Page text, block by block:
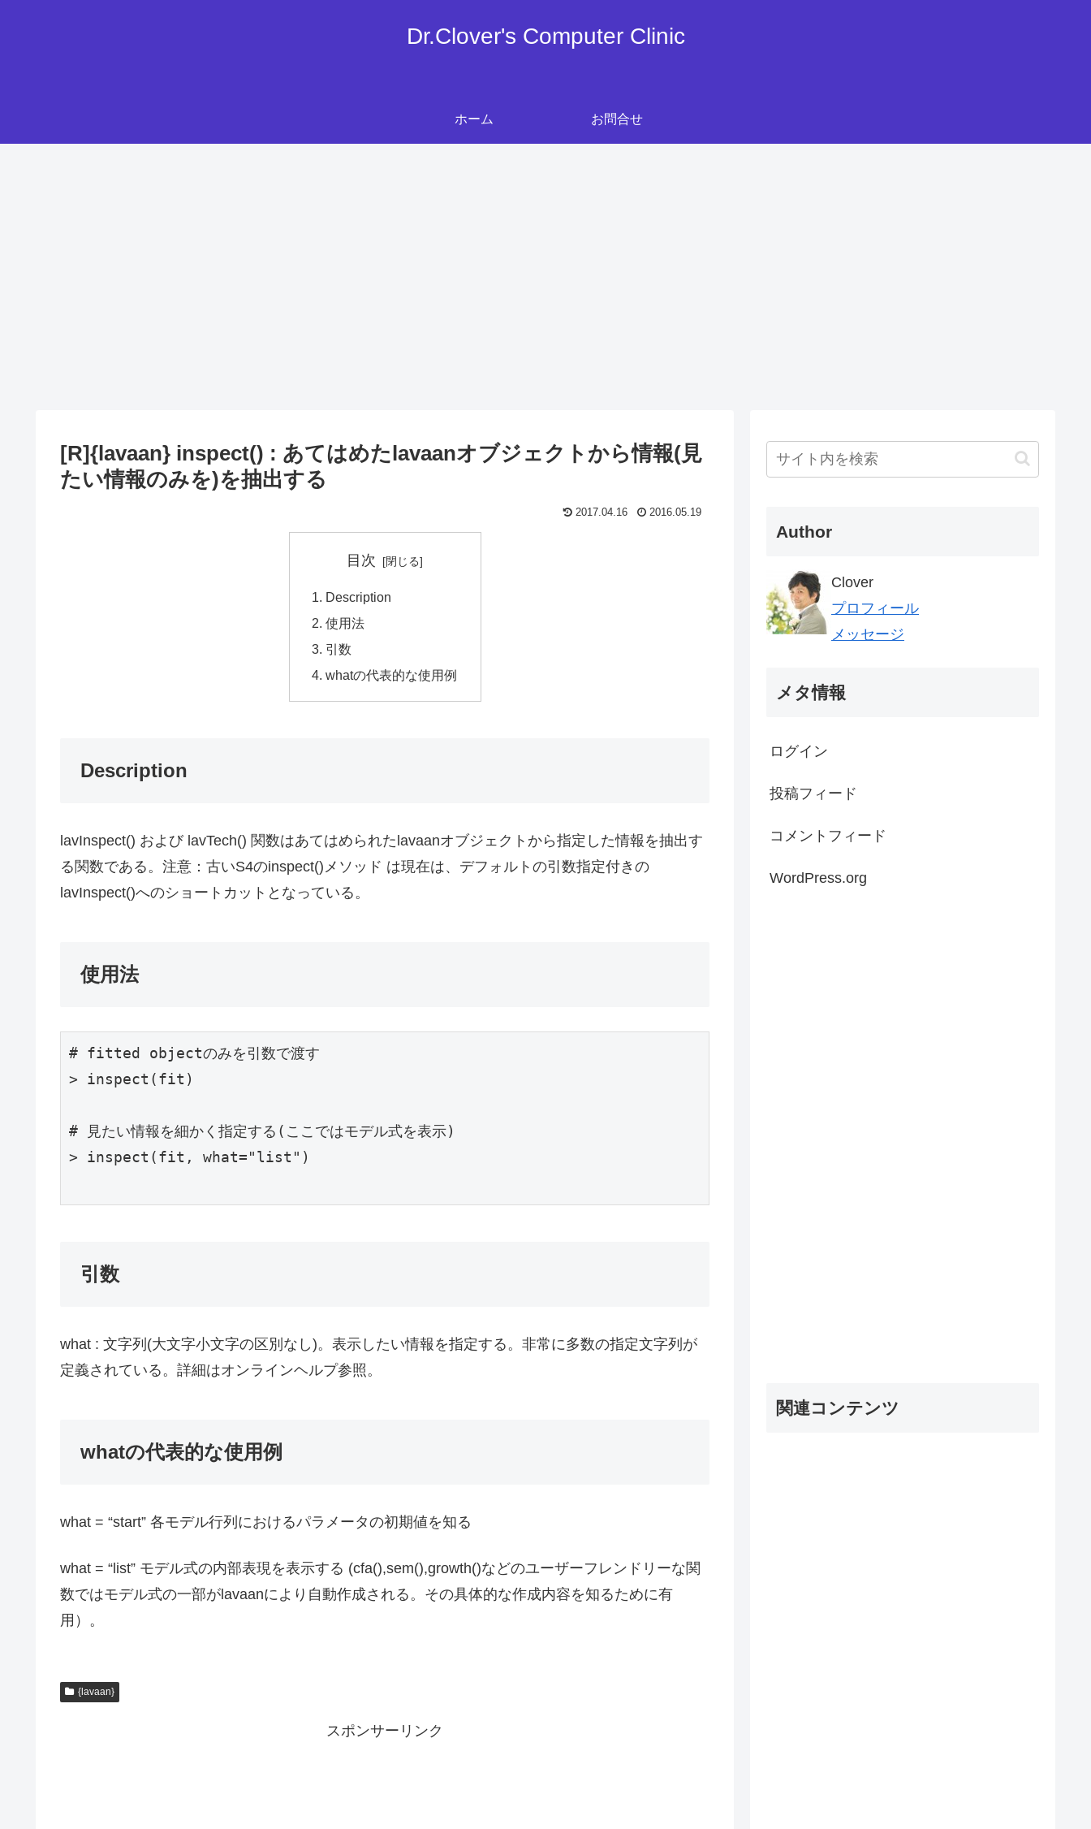
Dr.Clover's Computer Clinic
ホーム お問合せ
[R]{lavaan} inspect() : あてはめたlavaanオブジェクトから情報(見
たい情報のみを)を抽出する
2017.04.16 2016.05.19
目次
Description
使用法
引数
whatの代表的な使用例
Description
lavInspect() および lavTech() 関数はあてはめられたlavaanオブジェクトから指定した情報を抽出す
る関数である。注意：古いS4のinspect()メソッド は現在は、デフォルトの引数指定付きの
lavInspect()へのショートカットとなっている。
使用法
# fitted objectのみを引数で渡す
> inspect(fit)
# 見たい情報を細かく指定する(ここではモデル式を表示)
> inspect(fit, what="list")
引数
what : 文字列(大文字小文字の区別なし)。表示したい情報を指定する。非常に多数の指定文字列が
定義されている。詳細はオンラインヘルプ参照。
whatの代表的な使用例
what = “start” 各モデル行列におけるパラメータの初期値を知る
what = “list” モデル式の内部表現を表示する (cfa(),sem(),growth()などのユーザーフレンドリーな関
数ではモデル式の一部がlavaanにより自動作成される。その具体的な作成内容を知るために有
用）。
{lavaan}
スポンサーリンク
Author
Clover
プロフィール
メッセージ
メタ情報
ログイン
投稿フィード
コメントフィード
WordPress.org
関連コンテンツ